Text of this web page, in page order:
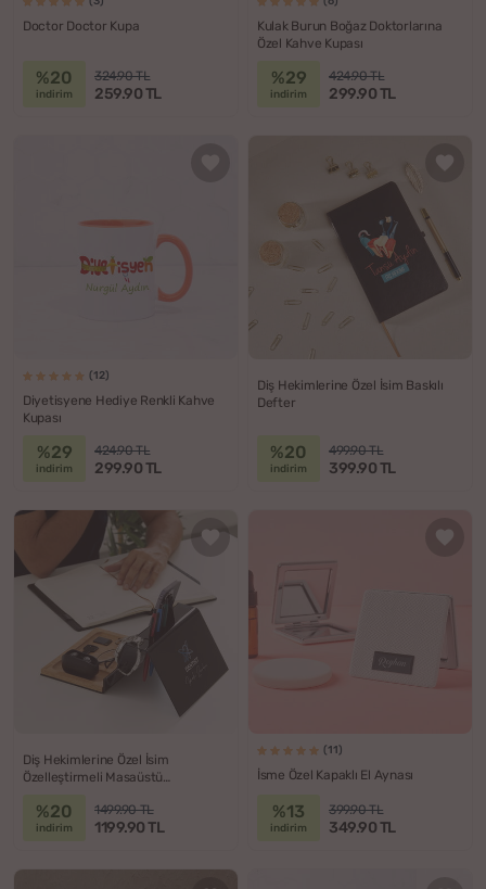
Doctor Doctor Kupa
%20
indirim
324.90 TL
259.90 TL
Kulak Burun Boğaz Doktorlarına
Özel Kahve Kupası
%29
indirim
424.90 TL
299.90 TL
(12)
Diyetisyene Hediye Renkli Kahve
Kupası
%29
indirim
424.90 TL
299.90 TL
Diş Hekimlerine Özel İsim Baskılı
Defter
%20
indirim
499.90 TL
399.90 TL
Diş Hekimlerine Özel İsim
Özelleştirmeli Masaüstü
%20
indirim
1499.90 TL
1199.90 TL
(11)
İsme Özel Kapaklı El Aynası
%13
indirim
399.90 TL
349.90 TL